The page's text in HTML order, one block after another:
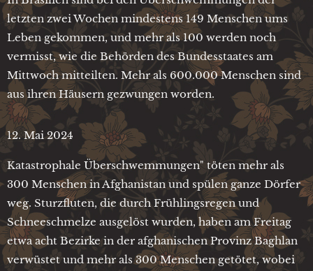
letzten zwei Wochen mindestens 149 Menschen ums
Leben gekommen, und mehr als 100 werden noch
vermisst, wie die Behörden des Bundesstaates am
Mittwoch mitteilten. Mehr als 600.000 Menschen sind
aus ihren Häusern gezwungen worden.
12. Mai 2024
Katastrophale Überschwemmungen" töten mehr als
300 Menschen in Afghanistan und spülen ganze Dörfer
weg. Sturzfluten, die durch Frühlingsregen und
Schneeschmelze ausgelöst wurden, haben am Freitag
etwa acht Bezirke in der afghanischen Provinz Baghlan
verwüstet und mehr als 300 Menschen getötet, wobei